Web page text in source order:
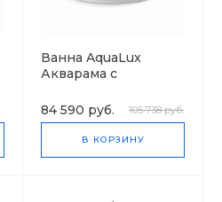
Ванна AquaLux
Акварама с
84 590 руб.
105 738 руб.
В КОРЗИНУ